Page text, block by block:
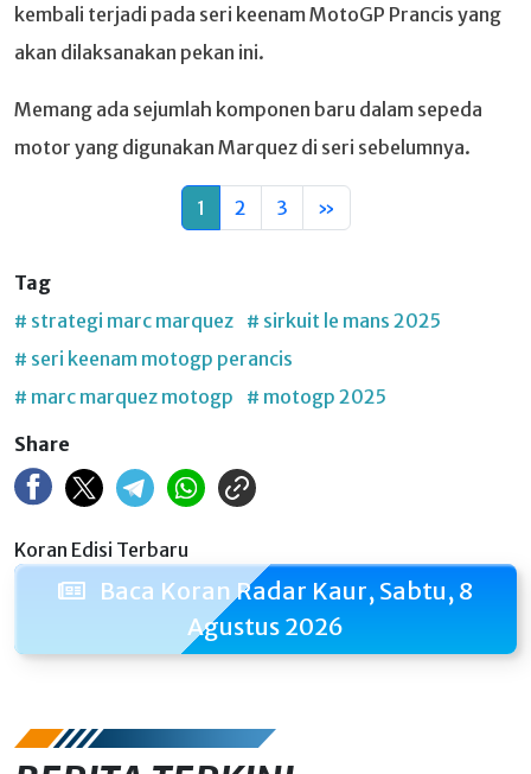
kembali terjadi pada seri keenam MotoGP Prancis yang
akan dilaksanakan pekan ini.
Memang ada sejumlah komponen baru dalam sepeda
motor yang digunakan Marquez di seri sebelumnya.
1 2 3 »
Tag
# strategi marc marquez # sirkuit le mans 2025
# seri keenam motogp perancis
# marc marquez motogp
# motogp 2025
Share
Koran Edisi Terbaru
Baca Koran Radar Kaur, Sabtu, 8
Agustus 2026